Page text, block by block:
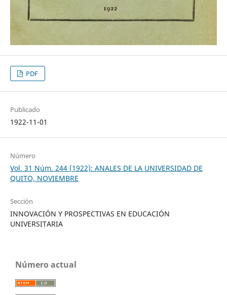
PDF
Publicado
1922-11-01
Número
Vol. 31 Núm. 244 (1922): ANALES DE LA UNIVERSIDAD DE
QUITO, NOVIEMBRE
Sección
INNOVACIÓN Y PROSPECTIVAS EN EDUCACIÓN
UNIVERSITARIA
Número actual